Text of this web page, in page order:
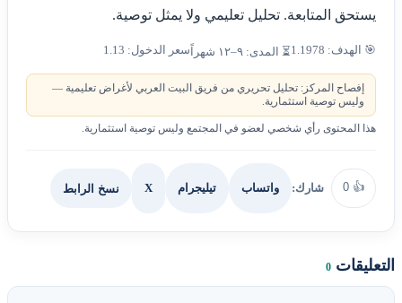
يستحق المتابعة. تحليل تعليمي ولا يمثل توصية.
🎯 الهدف: 1.1978 ⏳ المدى: ٩–١٢ شهراً سعر الدخول: 1.13
إفصاح المركز: تحليل تحريري من فريق البيت العربي لأغراض تعليمية —
وليس توصية استثمارية.
هذا المحتوى رأي شخصي لعضو في المجتمع وليس توصية استثمارية.
👍
0 شارك: واتساب تيليجرام X نسخ الرابط
التعليقات 0